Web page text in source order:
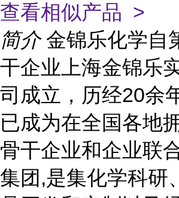
查看相似产品 >
简介 金锦乐化学自
干企业上海金锦乐
司成立，历经20余
已成为在全国各地
骨干企业和企业联
集团,是集化学科研